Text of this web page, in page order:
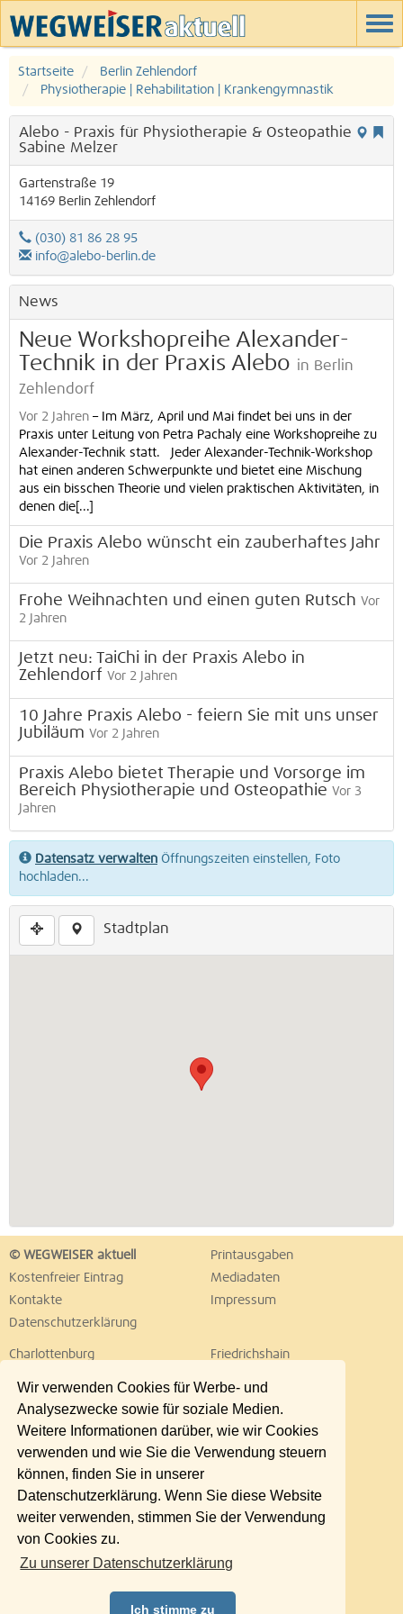
Wir verwenden Cookies für Werbe- und
Analysezwecke sowie für soziale Medien.
Weitere Informationen darüber, wie wir Cookies
verwenden und wie Sie die Verwendung steuern
können, finden Sie in unserer
Datenschutzerklärung. Wenn Sie diese Website
weiter verwenden, stimmen Sie der Verwendung
von Cookies zu.
Zu unserer Datenschutzerklärung
Ich stimme zu
Startseite
Berlin Zehlendorf
Physiotherapie | Rehabilitation | Krankengymnastik
Alebo - Praxis für Physiotherapie & Osteopathie
Sabine Melzer
Gartenstraße 19
14169 Berlin Zehlendorf
(030) 81 86 28 95
info@alebo-berlin.de
News
Neue Workshopreihe Alexander-
Technik in der Praxis Alebo in Berlin
Zehlendorf
Vor 2 Jahren – Im März, April und Mai findet bei uns in der
Praxis unter Leitung von Petra Pachaly eine Workshopreihe zu
Alexander-Technik statt. Jeder Alexander-Technik-Workshop
hat einen anderen Schwerpunkte und bietet eine Mischung
aus ein bisschen Theorie und vielen praktischen Aktivitäten, in
denen die[...]
Die Praxis Alebo wünscht ein zauberhaftes Jahr
Vor 2 Jahren
Frohe Weihnachten und einen guten Rutsch Vor
2 Jahren
Jetzt neu: TaiChi in der Praxis Alebo in
Zehlendorf Vor 2 Jahren
10 Jahre Praxis Alebo - feiern Sie mit uns unser
Jubiläum Vor 2 Jahren
Praxis Alebo bietet Therapie und Vorsorge im
Bereich Physiotherapie und Osteopathie Vor 3
Jahren
Datensatz verwalten Öffnungszeiten einstellen, Foto
hochladen...
Stadtplan
© WEGWEISER aktuell
Printausgaben
Kostenfreier Eintrag
Mediadaten
Kontakte
Impressum
Datenschutzerklärung
Charlottenburg
Friedrichshain
Lichtenberg
Marzahn
Neukölln
Pankow
Reinickendorf
Schöneberg
Spandau
Steglitz
Tempelhof
Treptow
Umland Ost